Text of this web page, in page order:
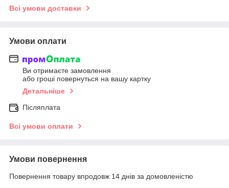
Всі умови доставки
Умови оплати
Ви отримаєте замовлення
або гроші повернуться на вашу картку
Детальніше
Післяплата
Всі умови оплати
Умови повернення
Повернення товару впродовж 14 днів за домовленістю